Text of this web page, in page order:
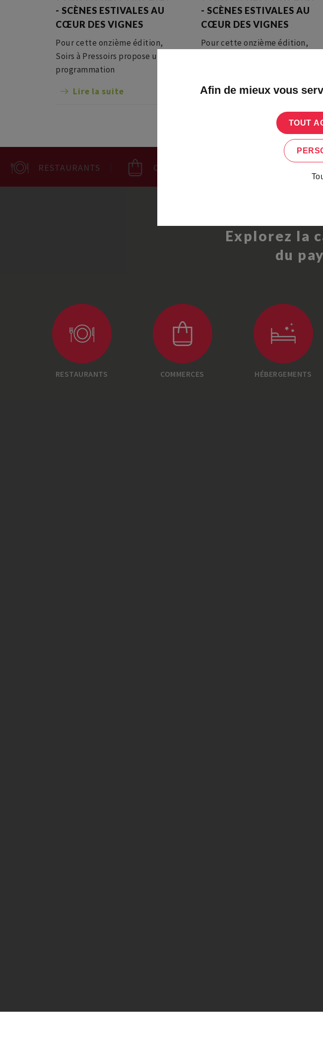
- SCÈNES ESTIVALES AU
CŒUR DES VIGNES
Pour cette onzième édition,
Soirs à Pressoirs propose une
programmation
convivial de verdure, de
Lire la suite
- SCÈNES ESTIVALES AU
CŒUR DES VIGNES
Pour cette onzième édition,
convivial de verdure, de
vignes, de jardins et de forêts,
Un tourbillon d’idées et de
Lire la suite
Explorez la
du
RESTAURANTS COMMERCES HÉBERGEMENTS
RESTAURANTS COMMERCES
Afin de mieux vous
TOUT